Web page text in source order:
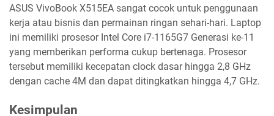
ASUS VivoBook X515EA sangat cocok untuk penggunaan
kerja atau bisnis dan permainan ringan sehari-hari. Laptop
ini memiliki prosesor Intel Core i7-1165G7 Generasi ke-11
yang memberikan performa cukup bertenaga. Prosesor
tersebut memiliki kecepatan clock dasar hingga 2,8 GHz
dengan cache 4M dan dapat ditingkatkan hingga 4,7 GHz.
Kesimpulan